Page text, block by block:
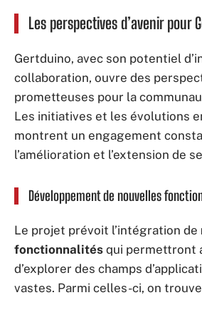
Les perspectives d’avenir pour
Gertduino, avec son potentiel
collaboration, ouvre des
prometteuses pour la
Les initiatives et les évolutions
montrent un engagement
l’amélioration et l’extension de
Développement de nouvelles
Le projet prévoit l’intégration de
fonctionnalités qui permettront
d’explorer des champs
vastes. Parmi celles-ci, on